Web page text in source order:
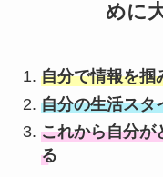
めに
自分で情報を掴
自分の生活スタ
これから自分が
る